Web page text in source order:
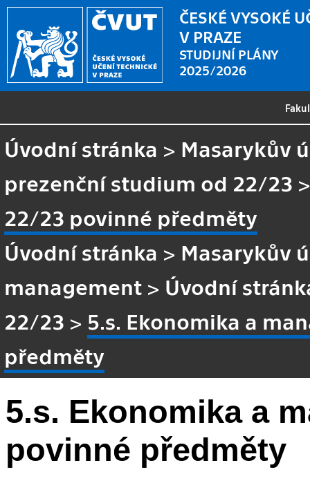
ČESKÉ VYSOKÉ
V PRAZE
STUDIJNÍ PLÁNY
2025/2026
Úvodní stránka > Masarykův
prezenční studium od 22/23
22/23 povinné předměty
Úvodní stránka > Masarykův
management > Úvodní
22/23 > 5.s. Ekonomika a
předměty
5.s. Ekonomika a
povinné předměty